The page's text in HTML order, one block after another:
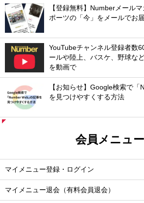
【登録無料】Numberメール
ポーツの「今」をメールでお届
YouTubeチャンネル登録者数
ールや陸上、バスケ、野球な
を動画で
【お知らせ】Google検索で
を見つけやすくする方法
会員メニュー
マイメニュー登録・ログイン
マイメニュー退会（有料会員退会）